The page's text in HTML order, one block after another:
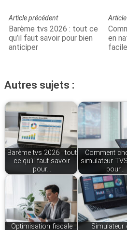
Article précédent
Barème tvs 2026 : tout ce
qu’il faut savoir pour bien
anticiper
en
Autres sujets :
Barème tvs 2026 : tout
ce qu’il faut savoir
pour…
Comment
simulateur
pour…
Optimisation fiscale Simulateur